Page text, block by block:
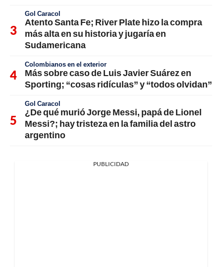
Gol Caracol
Atento Santa Fe; River Plate hizo la compra
más alta en su historia y jugaría en
Sudamericana
Colombianos en el exterior
Más sobre caso de Luis Javier Suárez en
Sporting; “cosas ridículas” y “todos olvidan”
Gol Caracol
¿De qué murió Jorge Messi, papá de Lionel
Messi?; hay tristeza en la familia del astro
argentino
PUBLICIDAD